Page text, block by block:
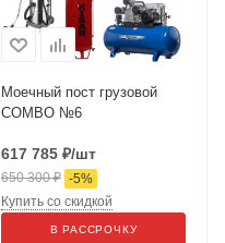
Моечный пост грузовой
COMBO №6
617 785 ₽/шт
650 300₽ -5%
Купить со скидкой
В РАССРОЧКУ